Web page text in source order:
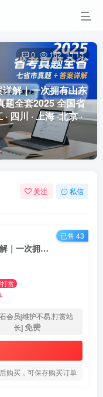
解｜一次拥有山东
题全套2025 全国省
四川 · 上海 ·北京 ·
0 162 13
关注 私信
📑 2025 全国七省市省考真题＋答案详解｜一次拥有山东 · 浙江 ·四川 ·上海 ·北京 ·天津 ·江苏真题全套2025 全国省考真题全收录：七省市（山东 · 浙江 · 四川 · 上海 ·北京 ·天津 ·江苏）试卷＋详解
赏
会员[维护不易,打赏站
长] 免费
购买，可保存购买订单
已售 43